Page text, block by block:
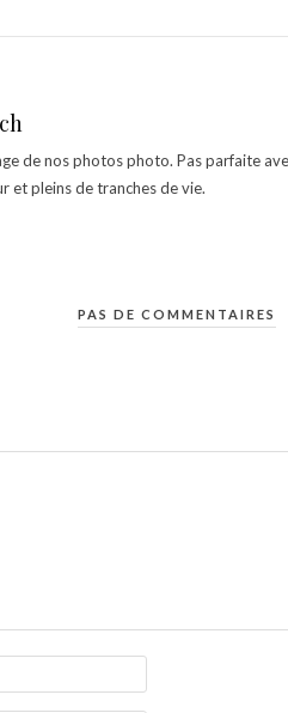
de nos photos photo. Pas parfaite
et pleins de tranches de vie.
PAS DE COMMENTAIRES